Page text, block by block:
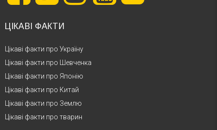
ЦІКАВІ ФАКТИ
Цікаві факти про Україну
Цікаві факти про Шевченка
Цікаві факти про Японію
Цікаві факти про Китай
Цікаві факти про Землю
Цікаві факти про тварин